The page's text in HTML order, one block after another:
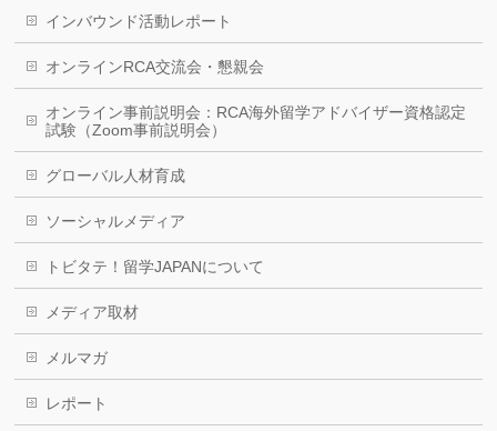
インバウンド活動レポート
オンラインRCA交流会・懇親会
オンライン事前説明会：RCA海外留学アドバイザー資格認定
試験（Zoom事前説明会）
グローバル人材育成
ソーシャルメディア
トビタテ！留学JAPANについて
メディア取材
メルマガ
レポート